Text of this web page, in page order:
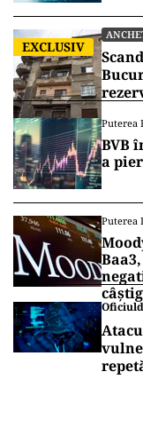
EXCLUSIV
Puterea
BVB
a
Puterea